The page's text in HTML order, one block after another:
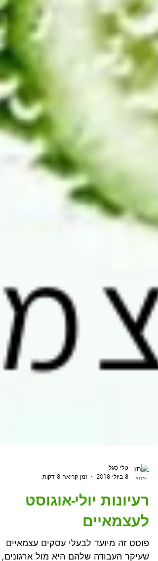
טלי סגל
8 ביולי 2018
זמן קריאה 8 דקות
רעיונות יולי-אוגוסט
לעצמאיים